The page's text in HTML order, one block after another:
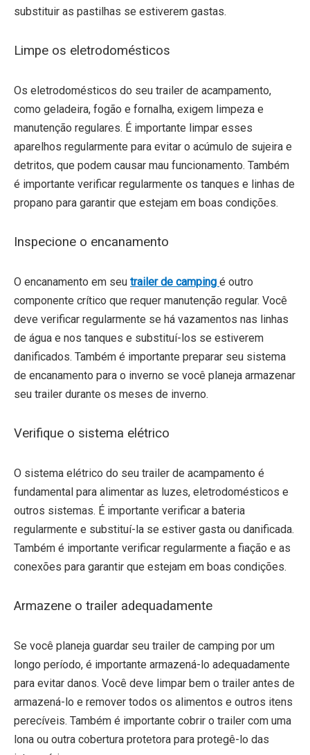
substituir as pastilhas se estiverem gastas.
Limpe os eletrodomésticos
Os eletrodomésticos do seu trailer de acampamento,
como geladeira, fogão e fornalha, exigem limpeza e
manutenção regulares. É importante limpar esses
aparelhos regularmente para evitar o acúmulo de sujeira e
detritos, que podem causar mau funcionamento. Também
é importante verificar regularmente os tanques e linhas de
propano para garantir que estejam em boas condições.
Inspecione o encanamento
O encanamento em seu trailer de camping é outro
componente crítico que requer manutenção regular. Você
deve verificar regularmente se há vazamentos nas linhas
de água e nos tanques e substituí-los se estiverem
danificados. Também é importante preparar seu sistema
de encanamento para o inverno se você planeja armazenar
seu trailer durante os meses de inverno.
Verifique o sistema elétrico
O sistema elétrico do seu trailer de acampamento é
fundamental para alimentar as luzes, eletrodomésticos e
outros sistemas. É importante verificar a bateria
regularmente e substituí-la se estiver gasta ou danificada.
Também é importante verificar regularmente a fiação e as
conexões para garantir que estejam em boas condições.
Armazene o trailer adequadamente
Se você planeja guardar seu trailer de camping por um
longo período, é importante armazená-lo adequadamente
para evitar danos. Você deve limpar bem o trailer antes de
armazená-lo e remover todos os alimentos e outros itens
perecíveis. Também é importante cobrir o trailer com uma
lona ou outra cobertura protetora para protegê-lo das